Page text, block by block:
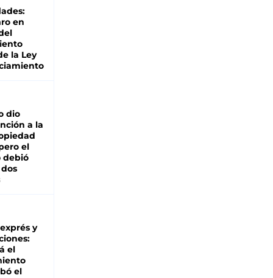
en
la Ley
dio
a la
el
debió
y
el
el